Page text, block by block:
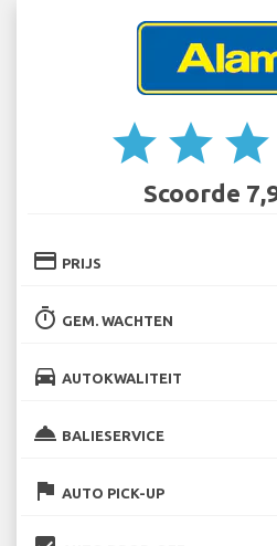
star star star
Scoorde
credit_card PRIJS
timer GEM. WACHTEN
directions_car AUTOKWALITEIT
room_service BALIESERVICE
flag AUTO PICK-UP